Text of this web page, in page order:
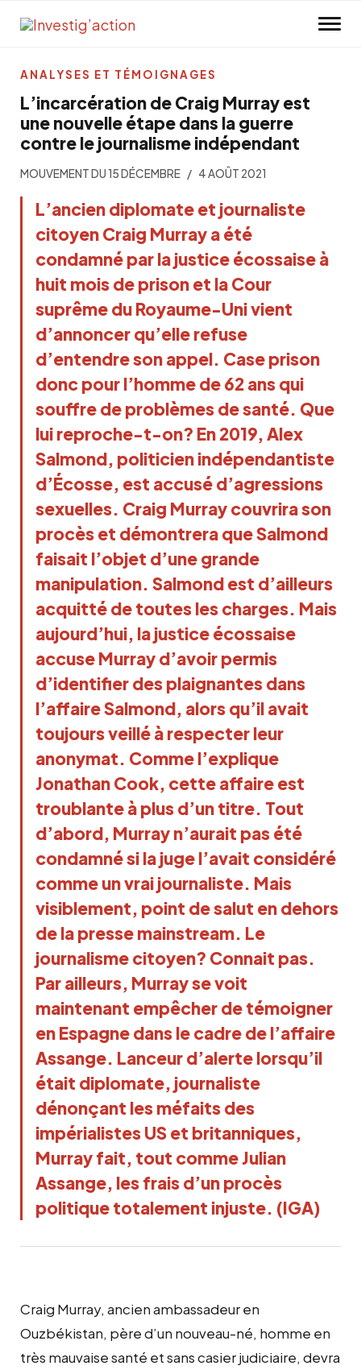
L’incarcération de Craig Murray est
une nouvelle étape dans la guerre
contre le journalisme indépendant
MOUVEMENT DU 15 DÉCEMBRE 4 AOÛT 2021
L’ancien diplomate et journaliste
citoyen Craig Murray a été
condamné par la justice écossaise à
huit mois de prison et la Cour
suprême du Royaume-Uni vient
d’annoncer qu’elle refuse
d’entendre son appel. Case prison
donc pour l’homme de 62 ans qui
souffre de problèmes de santé. Que
lui reproche-t-on? En 2019, Alex
Salmond, politicien indépendantiste
d’Écosse, est accusé d’agressions
sexuelles. Craig Murray couvrira son
procès et démontrera que Salmond
faisait l’objet d’une grande
manipulation. Salmond est d’ailleurs
acquitté de toutes les charges. Mais
aujourd’hui, la justice écossaise
accuse Murray d’avoir permis
d’identifier des plaignantes dans
l’affaire Salmond, alors qu’il avait
toujours veillé à respecter leur
anonymat. Comme l’explique
Jonathan Cook, cette affaire est
troublante à plus d’un titre. Tout
d’abord, Murray n’aurait pas été
condamné si la juge l’avait considéré
comme un vrai journaliste. Mais
visiblement, point de salut en dehors
de la presse mainstream. Le
journalisme citoyen? Connait pas.
Par ailleurs, Murray se voit
maintenant empêcher de témoigner
en Espagne dans le cadre de l’affaire
Assange. Lanceur d’alerte lorsqu’il
était diplomate, journaliste
dénonçant les méfaits des
impérialistes US et britanniques,
Murray fait, tout comme Julian
Assange, les frais d’un procès
politique totalement injuste. (IGA)
Craig Murray, ancien ambassadeur en
Ouzbékistan, père d’un nouveau-né, homme en
très mauvaise santé et sans casier judiciaire, devra
ANALYSES ET TÉMOIGNAGES